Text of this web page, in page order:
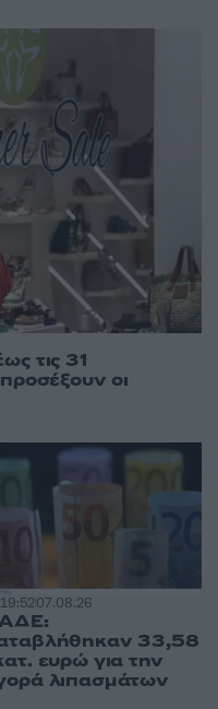
τις 31
οι
19:5207.08.26
33,58
ευρώ για την
λιπασμάτων